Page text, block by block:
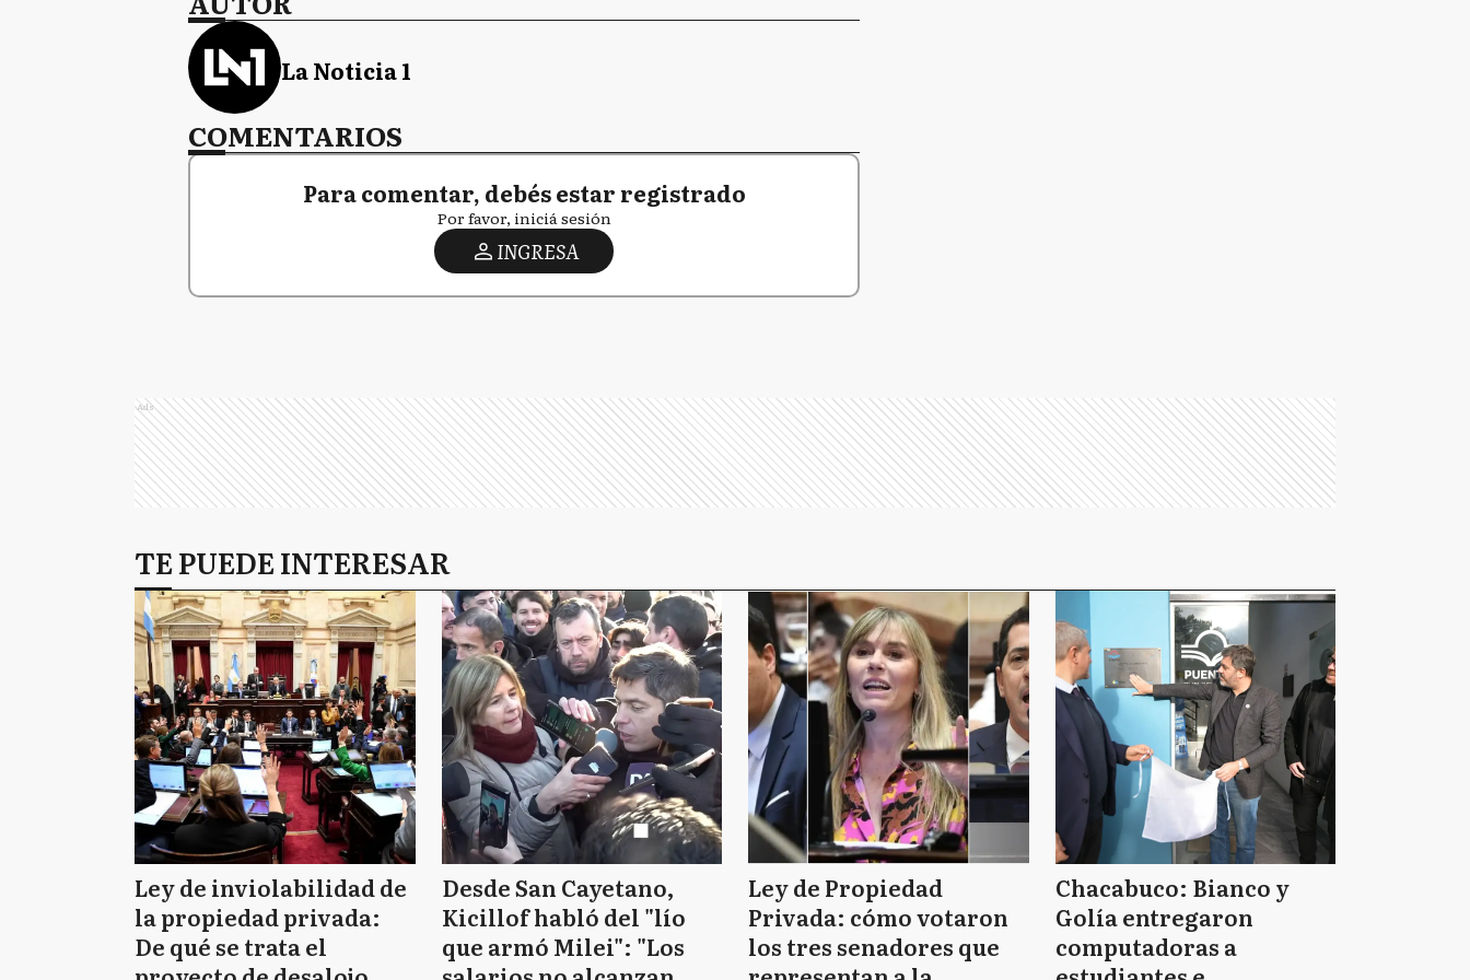
La Noticia 1
COMENTARIOS
Para comentar, debés estar registrado
Por favor, iniciá sesión
INGRESA
Ads
TE PUEDE INTERESAR
Ley de inviolabilidad de
la propiedad privada:
De qué se trata el
Desde San Cayetano,
Kicillof habló del "lío
que armó Milei": "Los
Ley de Propiedad
Privada: cómo votaron
los tres senadores que
Chacabuco: Bianco y
Golía entregaron
computadoras a